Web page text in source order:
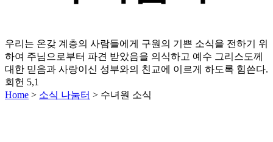
우리는 온갖 계층의 사람들에게 구원의 기쁜 소식을 전하기 위
하여 주님으로부터 파견 받았음을 의식하고 예수 그리스도께
대한 믿음과 사랑이신 성부와의 친교에 이르게 하도록 힘쓴다.
회헌 5,1
Home > 소식 나눔터 > 수녀원 소식